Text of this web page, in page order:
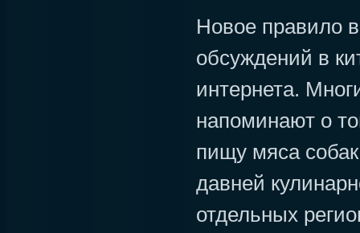
Новое правило
обсуждений в
интернета.
напоминают о
пищу мяса
давней
отдельных